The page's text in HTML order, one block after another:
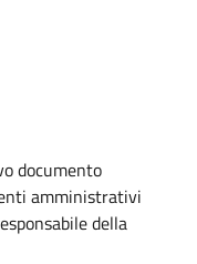
documento
amministrativi
della